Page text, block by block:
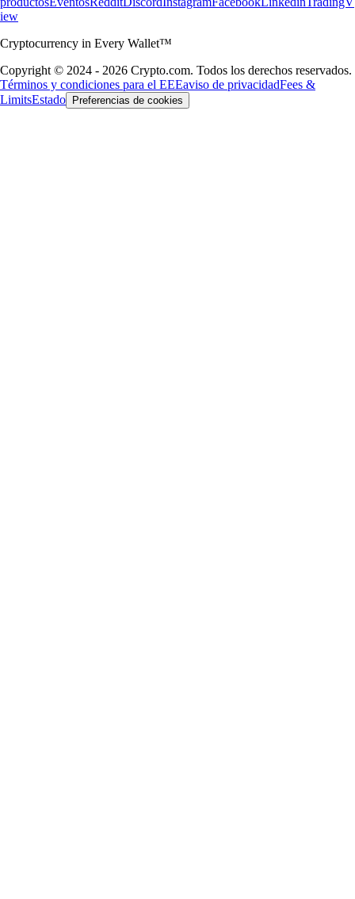
iew
Cryptocurrency in Every Wallet™
Copyright © 2024 - 2026 Crypto.com. Todos los derechos reservados.
Términos y condiciones para el EEEaviso de privacidadFees &
LimitsEstado Preferencias de cookies